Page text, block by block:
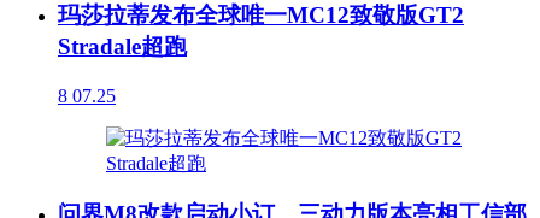
玛莎拉蒂发布全球唯一MC12致敬版GT2
Stradale超跑
8 07.25